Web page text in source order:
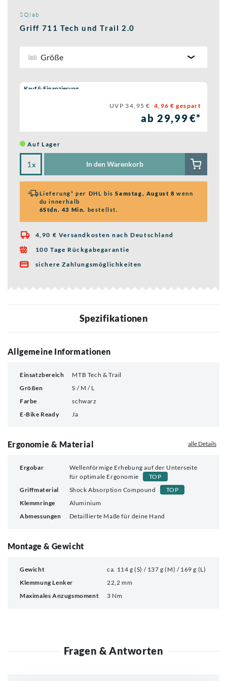
SQlab
Griff 711 Tech und Trail 2.0
Größe
Wähle eine Preisoption:
Kauf & Finanzierung
UVP 34,95 € 4,96 € gespart
ab 29,99 €*
Auf Lager
x In den Warenkorb
Lieferung¹ per DHL bisSamstag, August 8 wenn
du innerhalb
6Stdn. 43 Min. bestellst.
 4,90 € Versandkosten nach Deutschland
 100 Tage Rückgabegarantie
 sichere Zahlungsmöglichkeiten
Spezifikationen
Allgemeine Informationen
Einsatzbereich
MTB Tech & Trail
Größen
S / M / L
Farbe
schwarz
E-Bike Ready
Ja
Ergonomie & Material alle Details
Ergobar
Wellenförmige Erhebung auf der Unterseite
für optimale Ergonomie
TOP
Griffmaterial
Shock Absorption Compound
TOP
Klemmringe
Aluminium
Abmessungen
Detaillierte Maße für deine Hand
Montage & Gewicht
Gewicht
ca. 114 g (S) / 137 g (M) / 169 g (L)
Klemmung Lenker
22,2 mm
Maximales Anzugsmoment
3 Nm
Fragen & Antworten